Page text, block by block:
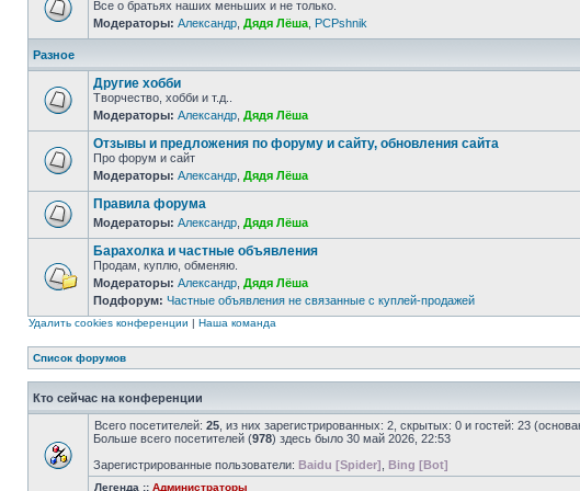
Все о братьях наших меньших и не только.
Модераторы: Александр Дядя Лёша PCPshnik
Разное
Другие хобби
Творчество, хобби и т.д..
Модераторы: Александр Дядя Лёша
Отзывы и предложения по форуму и сайту, обновления сайта
Про форум и сайт
Модераторы: Александр Дядя Лёша
Правила форума
Модераторы: Александр Дядя Лёша
Барахолка и частные объявления
Продам, куплю, обменяю.
Модераторы: Александр Дядя Лёша
Подфорум: Частные объявления не связанные с куплей-продажей
Удалить cookies конференции | Наша команда
Список форумов
Кто сейчас на конференции
Всего посетителей: 25 , из них зарегистрированных: 2, скрытых: 0 и гостей: 23
Больше всего посетителей (978) здесь было 30 май 2026, 22:53
Зарегистрированные пользователи: Baidu [Spider] Bing [Bot]
Легенда :: Администраторы